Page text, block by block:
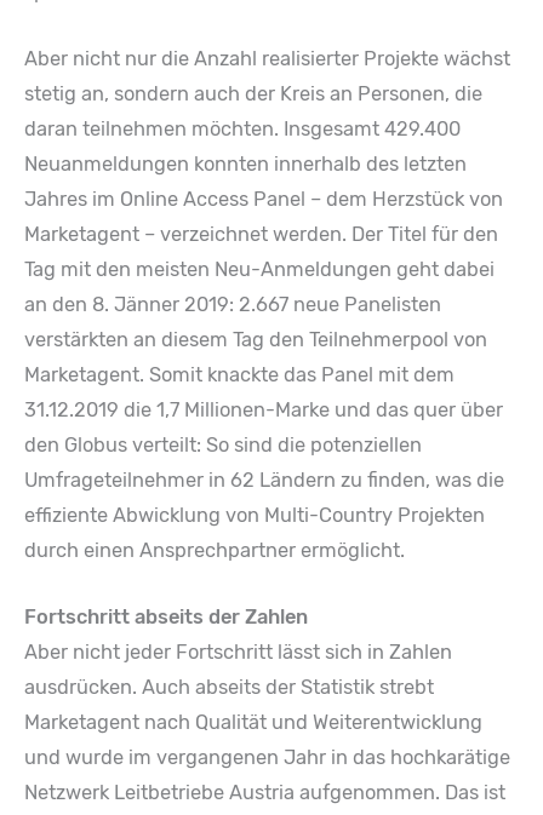
Aber nicht nur die Anzahl realisierter Projekte wächst
stetig an, sondern auch der Kreis an Personen, die
daran teilnehmen möchten. Insgesamt 429.400
Neuanmeldungen konnten innerhalb des letzten
Jahres im Online Access Panel – dem Herzstück von
Marketagent – verzeichnet werden. Der Titel für den
Tag mit den meisten Neu-Anmeldungen geht dabei
an den 8. Jänner 2019: 2.667 neue Panelisten
verstärkten an diesem Tag den Teilnehmerpool von
Marketagent. Somit knackte das Panel mit dem
31.12.2019 die 1,7 Millionen-Marke und das quer über
den Globus verteilt: So sind die potenziellen
Umfrageteilnehmer in 62 Ländern zu finden, was die
effiziente Abwicklung von Multi-Country Projekten
durch einen Ansprechpartner ermöglicht.
Fortschritt abseits der Zahlen
Aber nicht jeder Fortschritt lässt sich in Zahlen
ausdrücken. Auch abseits der Statistik strebt
Marketagent nach Qualität und Weiterentwicklung
und wurde im vergangenen Jahr in das hochkarätige
Netzwerk Leitbetriebe Austria aufgenommen. Das ist